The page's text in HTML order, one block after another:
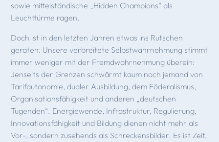
sowie mittelständische „Hidden Champi­ons“ als
Leuchttürme ragen.
Doch ist in den letzten Jahren etwas ins Rutschen
geraten: Unsere verbreitete Selbstwahrnehmung stimmt
immer weniger mit der Fremdwahrnehmung überein:
Jenseits der Grenzen schwärmt kaum noch jemand von
Tarifautonomie, dualer Ausbildung, dem Föderalismus,
Organisationsfähigkeit und anderen „deutschen
Tugenden“. Energiewende, Infrastruk­tur, Regulierung,
Innovationsfähigkeit und Bildung dienen nicht mehr als
Vor-, sondern zusehends als Schreckensbilder. Es ist Zeit,